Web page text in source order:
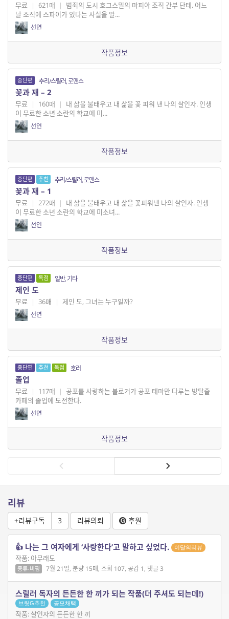
무료 | 621매 |
범죄의 도시 호그스밀의 마피아 조직 간부 단테. 어느
날 조직에 스파이가 있다는 사실을 알...
선연
작품정보
중단편 추리/스릴러, 로맨스
꽃과 재 – 2
무료 | 160매 |
내 삶을 불태우고 내 삶을 꽃 피워 낸 나의 살인자. 인생
이 무료한 소년 소란의 학교에 미...
선연
작품정보
중단편 추천 추리/스릴러, 로맨스
꽃과 재 – 1
무료 | 272매 |
내 삶을 불태우고 내 삶을 꽃피워낸 나의 살인자. 인생
이 무료한 소년 소란의 학교에 미소녀...
선연
작품정보
중단편 독점 일반, 기타
제인 도
무료 | 36매 | 제인 도, 그녀는 누구일까?
선연
작품정보
중단편 추천 독점 호러
졸업
무료 | 117매 | 공포를 사랑하는 블로거가 공포 테마만 다루는 방탈출
카페의 졸업에 도전한다.
선연
작품정보
리뷰
+리뷰구독 3 리뷰의뢰 후원
👍 나는 그 여자에게 ‘사랑한다’고 말하고 싶었다. 이달의리뷰
작품: 아무래도
종류-비평 7월 21일, 분량 15매, 조회 107, 공감 1, 댓글 3
스릴러 독자의 든든한 한 끼가 되는 작품(더 주셔도 되는데!)
브릿G추천 공모채택
작품: 살인자의 든든한 한 끼